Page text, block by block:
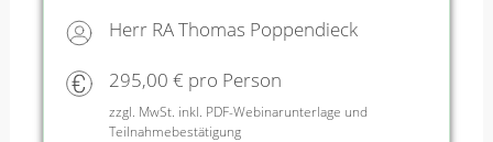
Herr RA Thomas Poppendieck
295,00 € pro Person
zzgl. MwSt. inkl. PDF-Webinarunterlage und
Teilnahmebestätigung